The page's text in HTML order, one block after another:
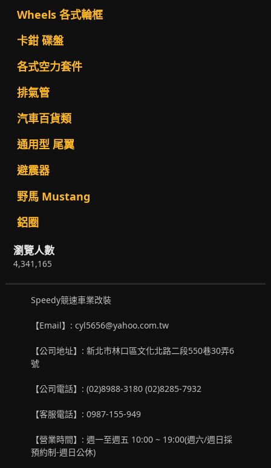
Wheels 各式輪框
卡鉗 碟盤
各式空力套件
排氣管
汽車百貨類
通用型 尾翼
避震器
野馬 Mustang
鋁圈
瀏覽人數
4,341,165
Speedy競速車業改裝
【Email】: cyl5656@yahoo.com.tw
【公司地址】: 新北市林口區文化北路二段550巷30弄6
號
【公司電話】: (02)8988-3180 (02)8285-7932
【客服電話】: 0987-155-949
【營業時間】: 週一至週五 10:00 ~ 19:00(週六/週日採
預約制-週日公休)